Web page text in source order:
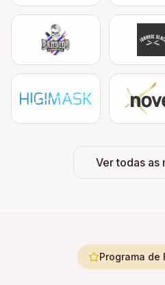
Ver todas as
Programa de